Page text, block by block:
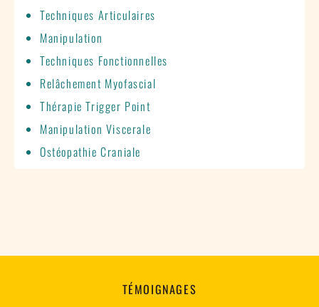
Techniques Articulaires
Manipulation
Techniques Fonctionnelles
Relâchement Myofascial
Thérapie Trigger Point
Manipulation Viscerale
Ostéopathie Craniale
TÉMOIGNAGES